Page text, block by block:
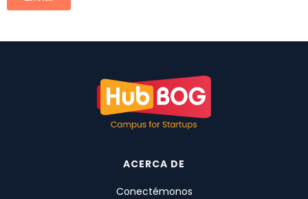
ACERCA DE
Conectémonos